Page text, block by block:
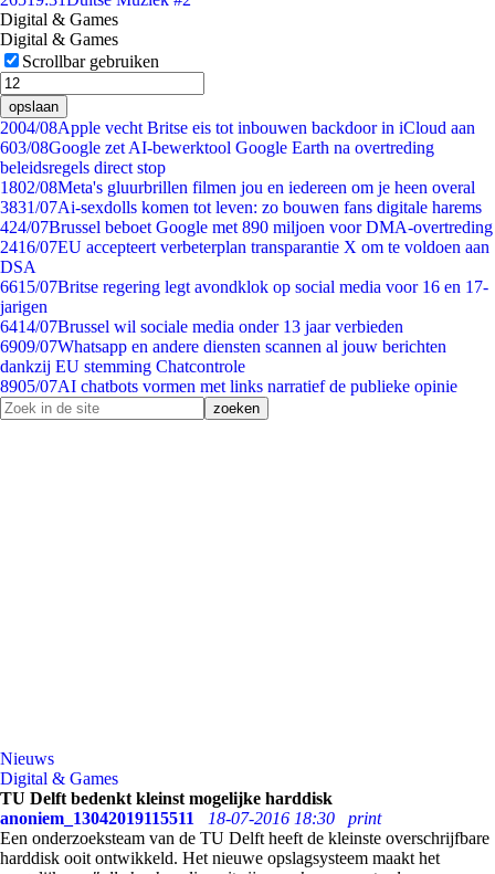
Digital & Games
Digital & Games
Scrollbar gebruiken
opslaan
2004/08Apple vecht Britse eis tot inbouwen backdoor in iCloud aan
603/08Google zet AI-bewerktool Google Earth na overtreding
beleidsregels direct stop
1802/08Meta's gluurbrillen filmen jou en iedereen om je heen overal
3831/07Ai-sexdolls komen tot leven: zo bouwen fans digitale harems
424/07Brussel beboet Google met 890 miljoen voor DMA-overtreding
2416/07EU accepteert verbeterplan transparantie X om te voldoen aan
DSA
6615/07Britse regering legt avondklok op social media voor 16 en 17-
jarigen
6414/07Brussel wil sociale media onder 13 jaar verbieden
6909/07Whatsapp en andere diensten scannen al jouw berichten
dankzij EU stemming Chatcontrole
8905/07AI chatbots vormen met links narratief de publieke opinie
Nieuws
Digital & Games
TU Delft bedenkt kleinst mogelijke harddisk
anoniem_13042019115511
18-07-2016 18:30
print
Een onderzoeksteam van de TU Delft heeft de kleinste overschrijfbare
harddisk ooit ontwikkeld. Het nieuwe opslagsysteem maakt het